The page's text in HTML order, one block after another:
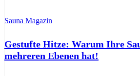
Sauna Magazin
Gestufte Hitze: Warum Ihre
mehreren Ebenen hat!